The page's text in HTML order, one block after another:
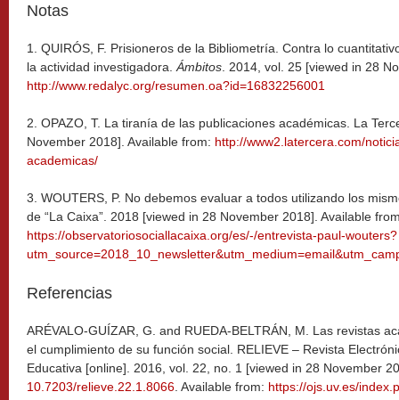
Notas
1. QUIRÓS, F. Prisioneros de la Bibliometría. Contra lo
la actividad investigadora. Ámbitos . 2014, vol. 25 [viewed in 28
http://www.redalyc.org/resumen.oa?id=16832256001
2. OPAZO, T. La tiranía de las publicaciones académicas. La
November 2018]. Available from: http://www2.latercera.com/
academicas/
3. WOUTERS, P. No debemos evaluar a todos utilizando los
de “La Caixa”. 2018 [viewed in 28 November 2018]. Available
https://observatoriosociallacaixa.org/es/-/entrevista-paul-wouters?
Referencias
ARÉVALO-GUÍZAR, G. and RUEDA-BELTRÁN, M. Las revistas
el cumplimiento de su función social. RELIEVE – Revista
Educativa [online]. 2016, vol. 22, no. 1 [viewed in 28 November
10.7203/relieve.22.1.8066 . Available from: https://ojs.uv.es/